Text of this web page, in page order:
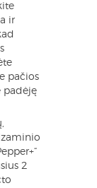
ir
pačios
padėję
2